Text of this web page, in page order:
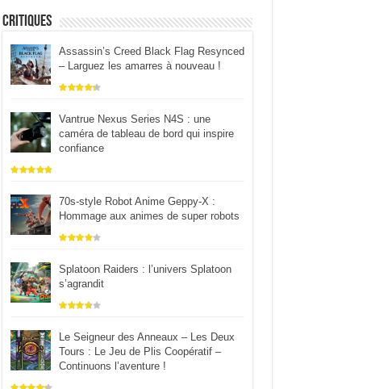
Critiques
Assassin’s Creed Black Flag Resynced
– Larguez les amarres à nouveau !
Vantrue Nexus Series N4S : une
caméra de tableau de bord qui inspire
confiance
70s-style Robot Anime Geppy-X :
Hommage aux animes de super robots
Splatoon Raiders : l’univers Splatoon
s’agrandit
Le Seigneur des Anneaux – Les Deux
Tours : Le Jeu de Plis Coopératif –
Continuons l’aventure !